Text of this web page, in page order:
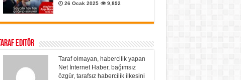
26 Ocak 2025 9,892
Editör
Taraf olmayan, habercilik yapan
Net İnternet Haber, bağımsız
özgür, tarafsız habercilik ilkesini